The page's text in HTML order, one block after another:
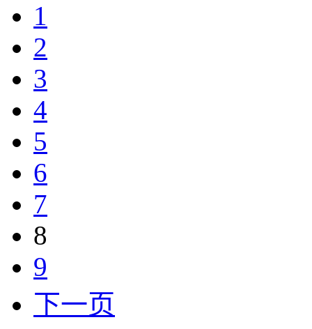
1
2
3
4
5
6
7
8
9
下一页